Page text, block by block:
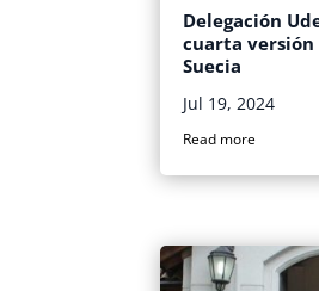
Delegación
cuarta versión
Suecia
Jul 19, 2024
Read more